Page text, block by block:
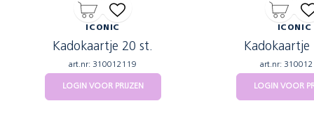
ICONIC
Kadokaartje 20 st.
art.nr: 310012119
LOGIN VOOR PRIJZEN
ICONIC
Kadokaartje
art.nr:
LOGIN VOOR